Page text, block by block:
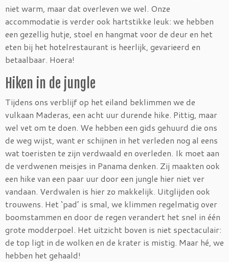
niet warm, maar dat overleven we wel. Onze
accommodatie is verder ook hartstikke leuk: we hebben
een gezellig hutje, stoel en hangmat voor de deur en het
eten bij het hotelrestaurant is heerlijk, gevarieerd en
betaalbaar. Hoera!
Hiken in de jungle
Tijdens ons verblijf op het eiland beklimmen we de
vulkaan Maderas, een acht uur durende hike. Pittig, maar
wel vet om te doen. We hebben een gids gehuurd die ons
de weg wijst, want er schijnen in het verleden nog al eens
wat toeristen te zijn verdwaald en overleden. Ik moet aan
de verdwenen meisjes in Panama denken. Zij maakten ook
een hike van een paar uur door een jungle hier niet ver
vandaan. Verdwalen is hier zo makkelijk. Uitglijden ook
trouwens. Het ‘pad’ is smal, we klimmen regelmatig over
boomstammen en door de regen verandert het snel in één
grote modderpoel. Het uitzicht boven is niet spectaculair:
de top ligt in de wolken en de krater is mistig. Maar hé, we
hebben het gehaald!